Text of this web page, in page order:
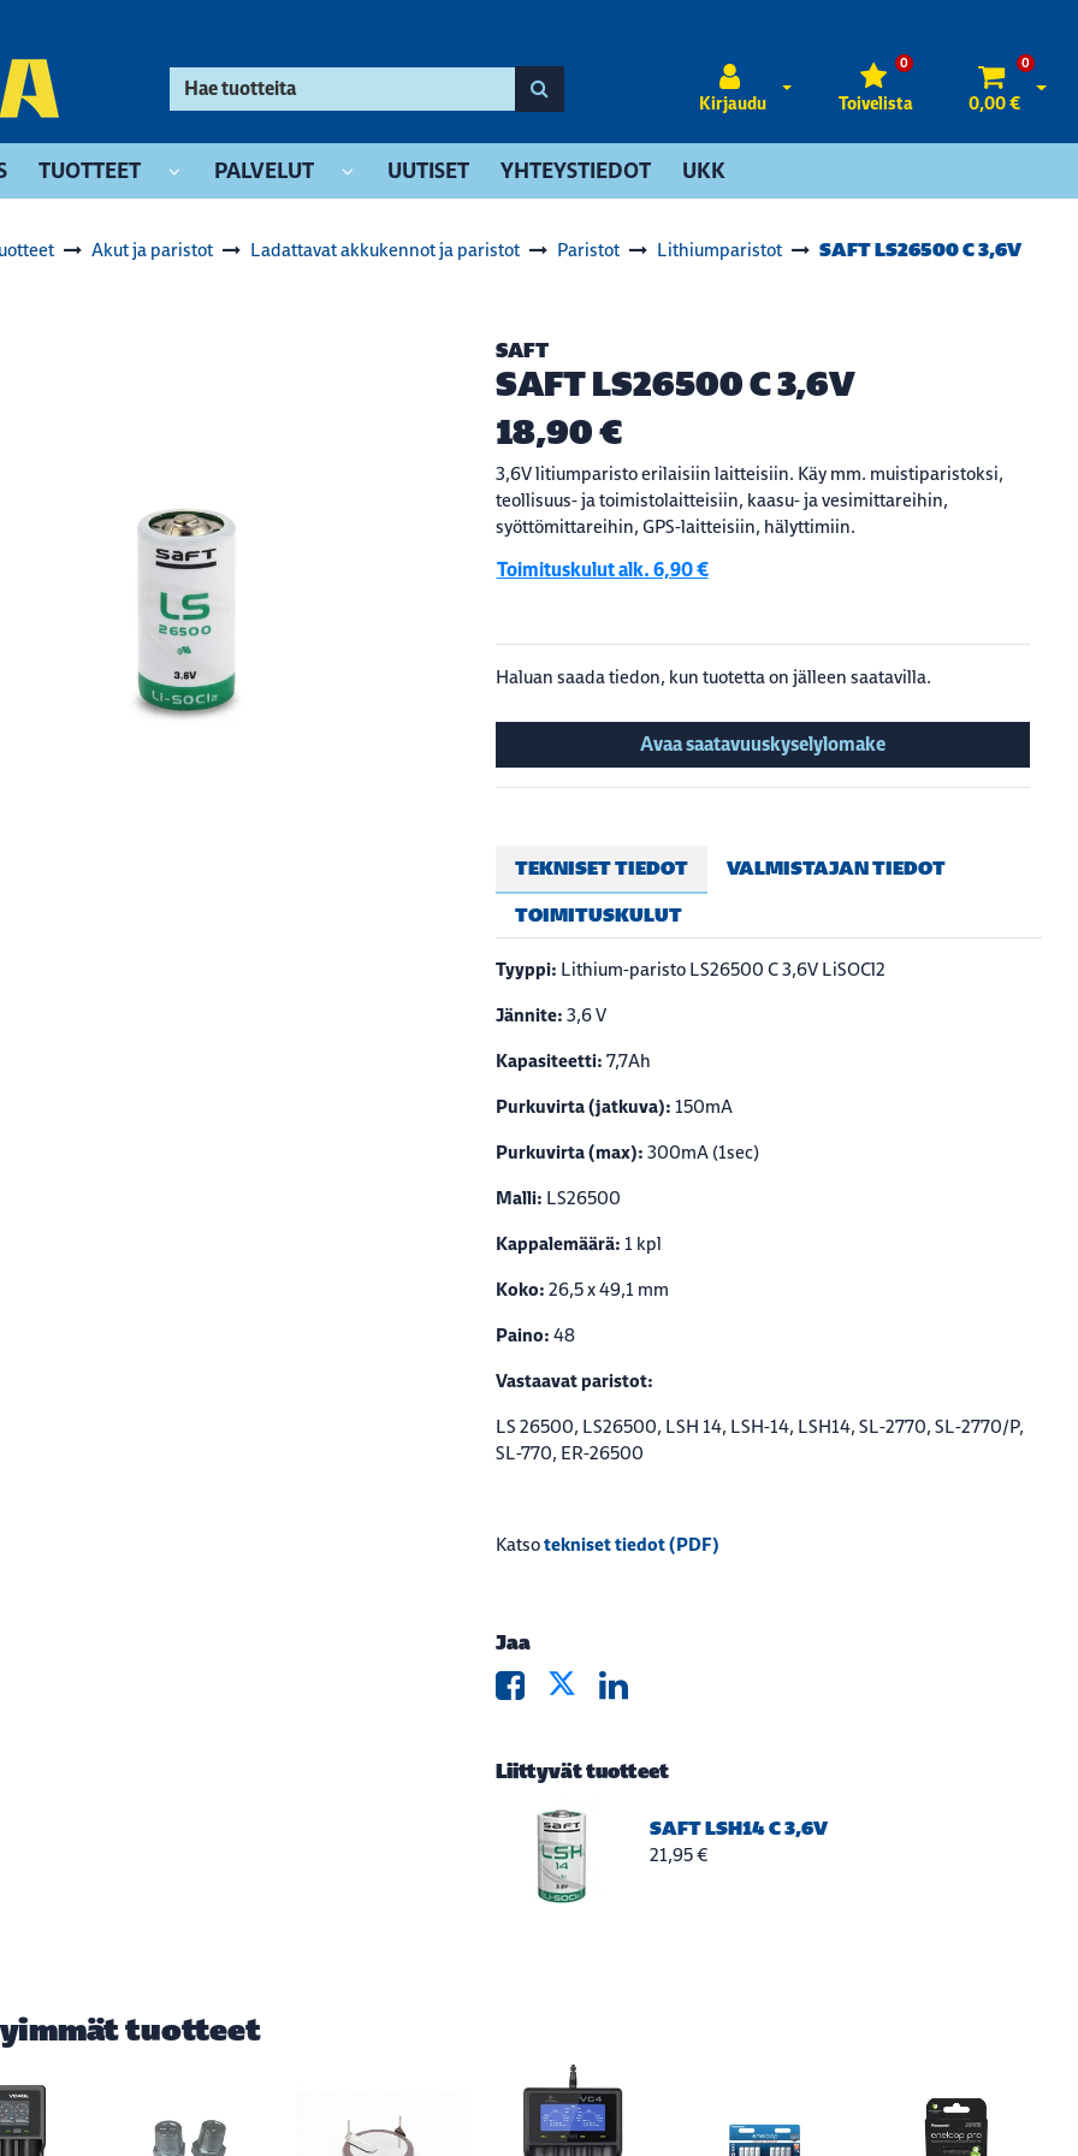
Kirjaudu
Avaa kirjautuminen
Toivelista
0 0
0,00 €
TUOTTEET PALVELUT UUTISET YHTEYSTIEDOT UKK
Akut ja paristot Ladattavat akkukennot ja paristot Paristot Lithiumparistot SAFT LS26500 C 3,6V
SAFT
SAFT LS26500 C 3,6V
18,90 €
3,6V litiumparisto erilaisiin laitteisiin. Käy mm. muistiparistoksi,
teollisuus- ja toimistolaitteisiin, kaasu- ja vesimittareihin,
syöttömittareihin, GPS-laitteisiin, hälyttimiin.
Toimituskulut alk. 6,90 €
Haluan saada tiedon, kun tuotetta on jälleen saatavilla.
Avaa saatavuuskyselylomake
TEKNISET TIEDOT
VALMISTAJAN TIEDOT
TOIMITUSKULUT
Tyyppi: Lithium-paristo LS26500 C 3,6V LiSOCl2
Jännite: 3,6 V
Kapasiteetti: 7,7Ah
Purkuvirta (jatkuva): 150mA
Purkuvirta (max): 300mA (1sec)
Malli: LS26500
Kappalemäärä: 1 kpl
Koko: 26,5 x 49,1 mm
Paino: 48
Vastaavat paristot:
LS 26500, LS26500, LSH 14, LSH-14, LSH14, SL-2770, SL-2770/P,
SL-770, ER-26500
Katsotekniset tiedot (PDF)
Jaa
Liittyvät tuotteet
SAFT LSH14 C 3,6V
21,95 €
tuotteet